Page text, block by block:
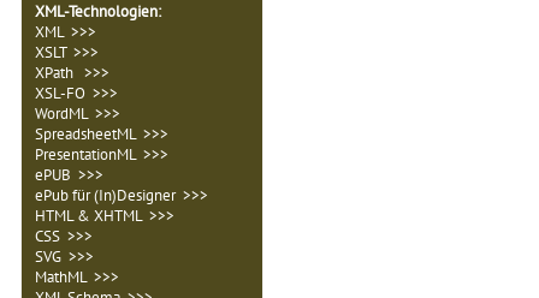
XML-Technologien:
XML >>>
XSLT >>>
XPath >>>
XSL-FO >>>
WordML >>>
SpreadsheetML >>>
PresentationML >>>
ePUB >>>
ePub für (In)Designer >>>
HTML & XHTML >>>
CSS >>>
SVG >>>
MathML >>>